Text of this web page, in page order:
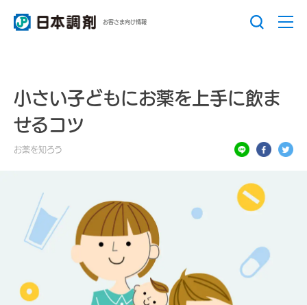
お客さま向け情報
小さい子どもにお薬を上手に飲ま
せるコツ
お薬を知ろう